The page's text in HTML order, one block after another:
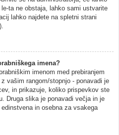
ta ne obstaja, lahko sami ustvarite
lahko najdete na spletni strani
imena?
imenom med prebiranjem
vašim rangom/stopnjo - ponavadi je
in prikazuje, koliko prispevkov ste
Druga slika je ponavadi večja in je
in osebna za vsakega